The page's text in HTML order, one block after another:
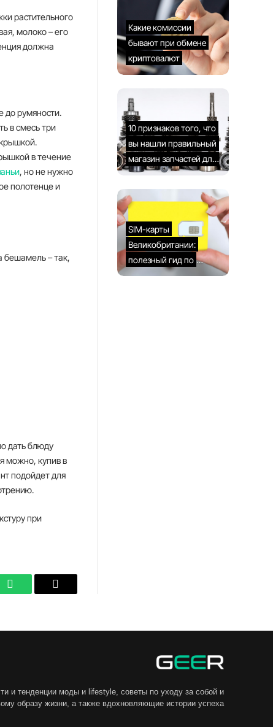
растительного
молоко – его
должна
до румяности.
в смесь три
в течение
, но не нужно
полотенце и
бешамель – так,
дать блюду
можно, купив в
подойдет для
при
WhatsAppEmail
Какие комиссии
бывают при обмене
криптовалют
10 признаков того, что
вы нашли правильный
магазин запчастей для
китайского авто
SIM-карты
Великобритании:
полезный гид по
выбору
и тенденции моды и lifestyle, советы по уходу за собой и
образу жизни, а также вдохновляющие истории успеха